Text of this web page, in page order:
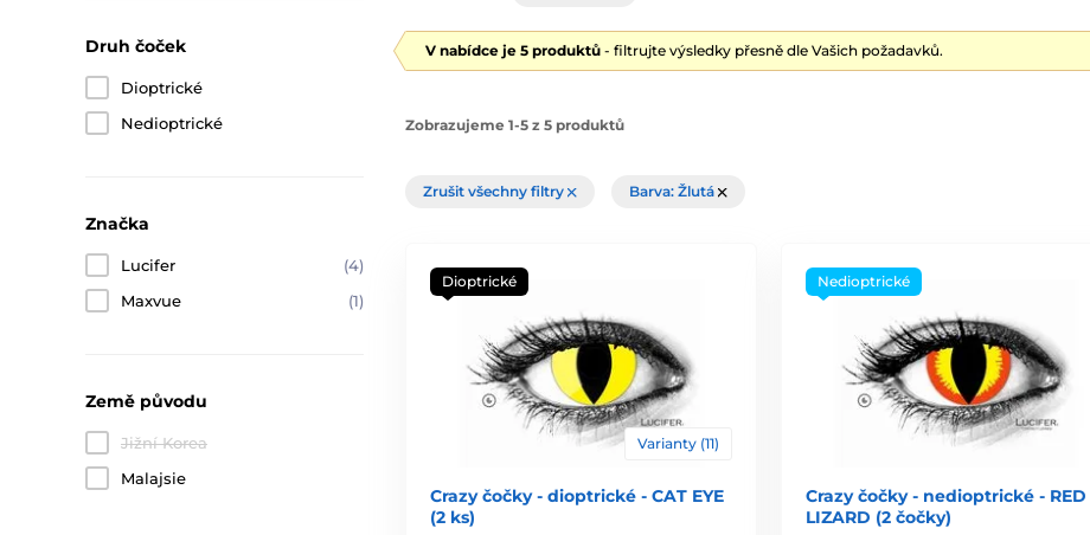
Druh čoček
Dioptrické
Nedioptrické
Značka
Lucifer
(4)
Maxvue
(1)
Země původu
Jižní Korea
Malajsie
V nabídce je 5 produktů - filtrujte výsledky přesně dle Vašich požadavků.
Zobrazujeme 1-5 z 5 produktů
Zrušit všechny filtry Barva: Žlutá
Dioptrické
Varianty (11)
Crazy čočky - dioptrické - CAT EYE
(2 ks)
Nedioptrické
Crazy čočky - nedioptrické - RED
LIZARD (2 čočky)